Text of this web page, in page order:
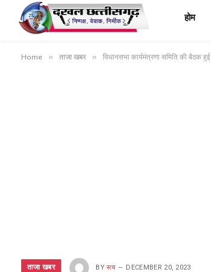
होम
Home » ताजा खबर » विधानसभा कार्यमंत्रणा समिति की बैठक हुई
ताजा खबर BY सच DECEMBER 20, 2023